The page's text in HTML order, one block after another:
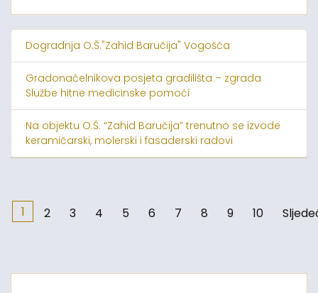
Dogradnja O.Š."Zahid Baručija" Vogošća
Gradonačelnikova posjeta gradilišta – zgrada
Službe hitne medicinske pomoći
Na objektu O.Š. “Zahid Baručija” trenutno se izvode
keramičarski, molerski i fasaderski radovi
1 2 3 4 5 6 7 8 9 10